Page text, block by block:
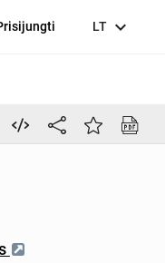
LT expand_more